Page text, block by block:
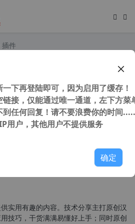
件
空文件夹 失效的网址 废弃收藏
实用有趣的内容。技术分享主打原创汉
技巧，干货满满易懂好上手；同时原创
下再登陆即可，因为启用了缓存！
接，仅能通过唯一通道，左下方菜
任何回复！请不要浪费你的时间
用户，其他用户不提供服务
确定